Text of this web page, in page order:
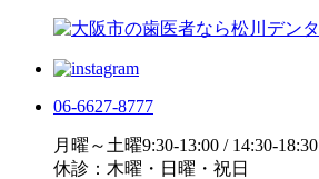
06-6627-8777
月曜～土曜9:30-13:00 / 14:30-18:30
休診：木曜・日曜・祝日